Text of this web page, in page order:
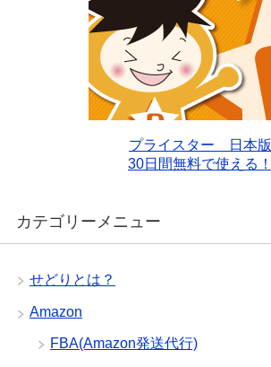
プライスター 日本版
30日間無料で使える！
カテゴリーメニュー
せどりとは？
Amazon
FBA(Amazon発送代行)